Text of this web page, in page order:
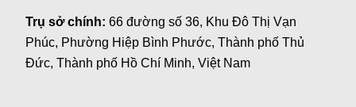
Trụ sở chính:66 đường số 36, Khu Đô Thị Vạn
Phúc, Phường Hiệp Bình Phước, Thành phố Thủ
Đức, Thành phố Hồ Chí Minh, Việt Nam